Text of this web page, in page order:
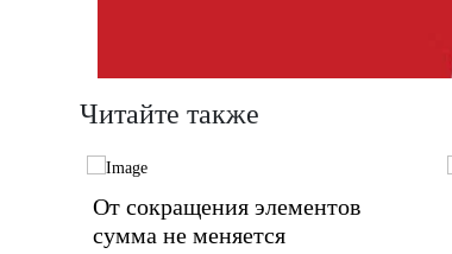
Читайте также
От сокращения элементов
сумма не меняется